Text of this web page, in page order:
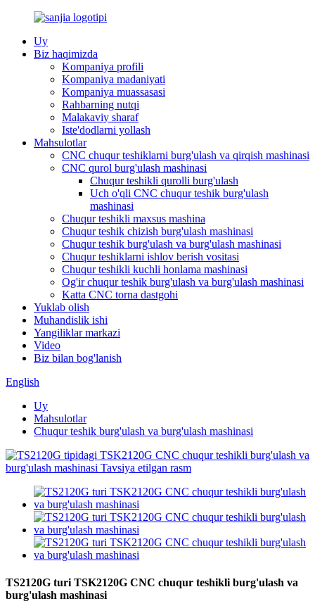
Uy
Biz haqimizda
Kompaniya profili
Kompaniya madaniyati
Kompaniya muassasasi
Rahbarning nutqi
Malakaviy sharaf
Iste'dodlarni yollash
Mahsulotlar
CNC chuqur teshiklarni burg'ulash va qirqish mashinasi
CNC qurol burg'ulash mashinasi
Chuqur teshikli qurolli burg'ulash
Uch o'qli CNC chuqur teshik burg'ulash
mashinasi
Chuqur teshikli maxsus mashina
Chuqur teshik chizish burg'ulash mashinasi
Chuqur teshik burg'ulash va burg'ulash mashinasi
Chuqur teshiklarni ishlov berish vositasi
Chuqur teshikli kuchli honlama mashinasi
Og'ir chuqur teshik burg'ulash va burg'ulash mashinasi
Katta CNC torna dastgohi
Yuklab olish
Muhandislik ishi
Yangiliklar markazi
Video
Biz bilan bog'lanish
English
Uy
Mahsulotlar
Chuqur teshik burg'ulash va burg'ulash mashinasi
TS2120G turi TSK2120G CNC chuqur teshikli burg'ulash va
burg'ulash mashinasi